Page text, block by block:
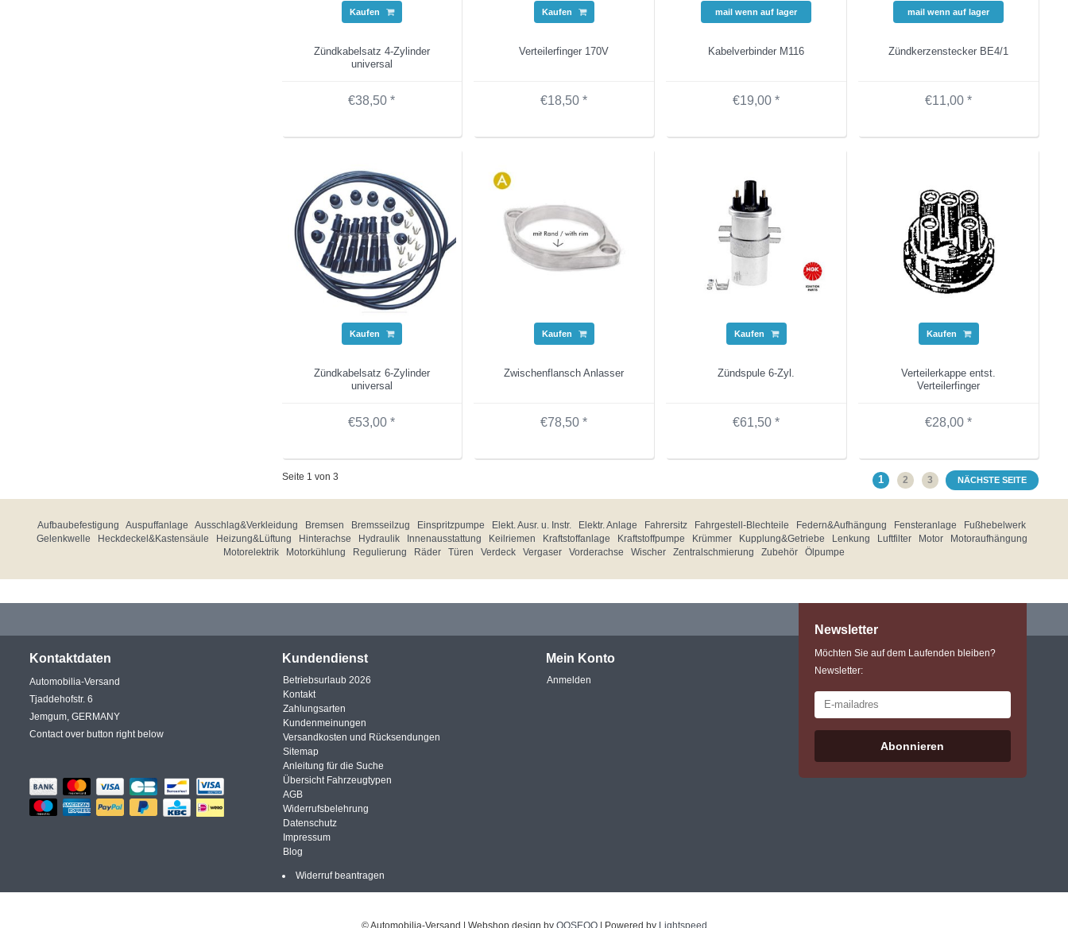
Kaufen
Zündkabelsatz 4-Zylinder
universal
€38,50 *
Kaufen
Verteilerfinger 170V
€18,50 *
mail wenn auf lager
Kabelverbinder M116
€19,00 *
mail wenn auf lager
Zündkerzenstecker BE4/1
€11,00 *
Kaufen
Zündkabelsatz 6-Zylinder
universal
€53,00 *
Kaufen
Zwischenflansch Anlasser
€78,50 *
Kaufen
Zündspule 6-Zyl.
€61,50 *
Kaufen
Verteilerkappe entst.
Verteilerfinger
€28,00 *
Seite 1 von 3 1 2 3 NÄCHSTE SEITE
Aufbaubefestigung Auspuffanlage Ausschlag&Verkleidung Bremsen Bremsseilzug Einspritzpumpe Elekt. Ausr. u. Instr. Elektr. Anlage Fahrersitz Fahrgestell-Blechteile Federn&Aufhängung Fensteranlage
Fußhebelwerk
Gelenkwelle
Heckdeckel&Kastensäule Heizung&Lüftung Hinterachse Hydraulik Innenausstattung Keilriemen Kraftstoffanlage Kraftstoffpumpe Krümmer Kupplung&Getriebe Lenkung Luftfilter Motor
Motoraufhängung
Motorelektrik
Motorkühlung Regulierung Räder Türen Verdeck Vergaser Vorderachse Wischer Zentralschmierung Zubehör Ölpumpe
Kontaktdaten
Automobilia-Versand
Tjaddehofstr. 6
Jemgum, GERMANY
Contact over button right below
Kundendienst
Betriebsurlaub 2026
Kontakt
Zahlungsarten
Kundenmeinungen
Versandkosten und Rücksendungen
Sitemap
Anleitung für die Suche
Übersicht Fahrzeugtypen
AGB
Widerrufsbelehrung
Datenschutz
Impressum
Blog
Widerruf beantragen
Mein Konto
Anmelden
Newsletter
Möchten Sie auf dem Laufenden bleiben?
Newsletter:
Abonnieren
© Automobilia-Versand | Webshop design by OOSEOO| Powered by Lightspeed